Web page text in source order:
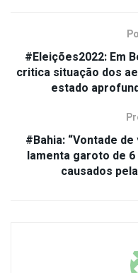
#Eleições2022: Em
critica situação dos
estado
#Bahia: “Vontade
lamenta garoto de
causados